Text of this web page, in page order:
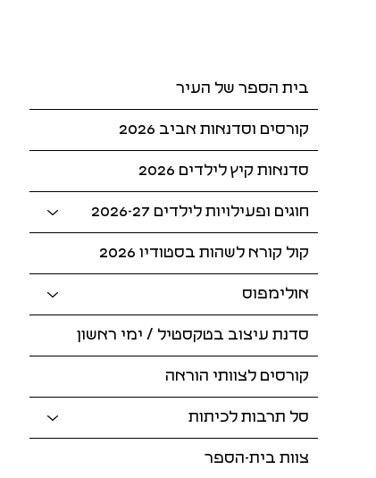
בית הספר של העיר
קורסים וסדנאות אביב 2026
סדנאות קיץ לילדים 2026
חוגים ופעילויות לילדים 2026-27
קול קורא לשהות בסטודיו 2026
אולימפוס
סדנת עיצוב בטקסטיל / ימי ראשון
קורסים לצוותי הוראה
סל תרבות לכיתות
צוות בית-הספר